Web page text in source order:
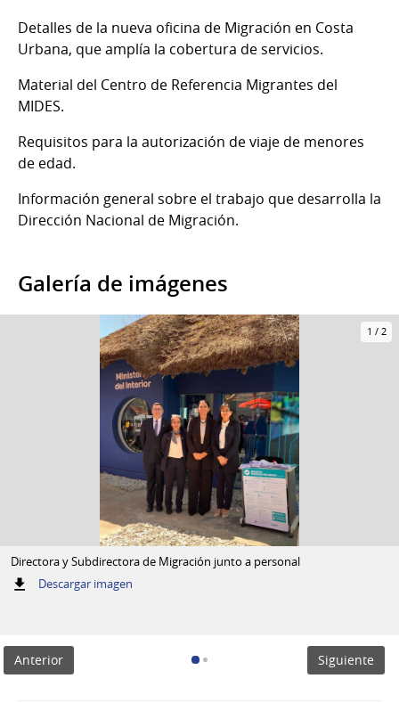
Detalles de la nueva oficina de Migración en Costa
Urbana, que amplía la cobertura de servicios.
Material del Centro de Referencia Migrantes del
MIDES.
Requisitos para la autorización de viaje de menores
de edad.
Información general sobre el trabajo que desarrolla la
Dirección Nacional de Migración.
Galería de imágenes
1 / 2
Directora y Subdirectora de Migración junto a personal
Descargar imagen:
Anterior Siguiente